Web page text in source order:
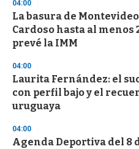
04:00
La basura de
Cardoso hasta al menos
prevé la IMM
04:00
Laurita Fernández: el
con perfil bajo y el
uruguaya
04:00
Agenda Deportiva del 8